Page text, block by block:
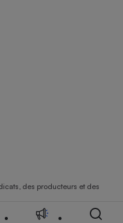
des producteurs et des